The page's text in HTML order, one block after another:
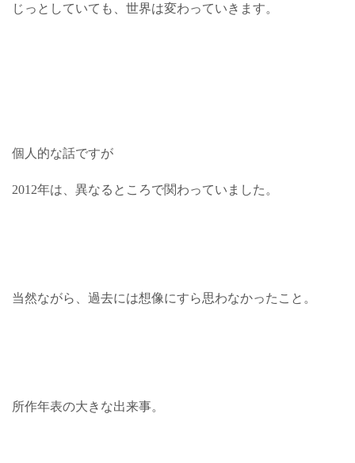
じっとしていても、世界は変わっていきます。
個人的な話ですが
2012年は、異なるところで関わっていました。
当然ながら、過去には想像にすら思わなかったこと。
所作年表の大きな出来事。